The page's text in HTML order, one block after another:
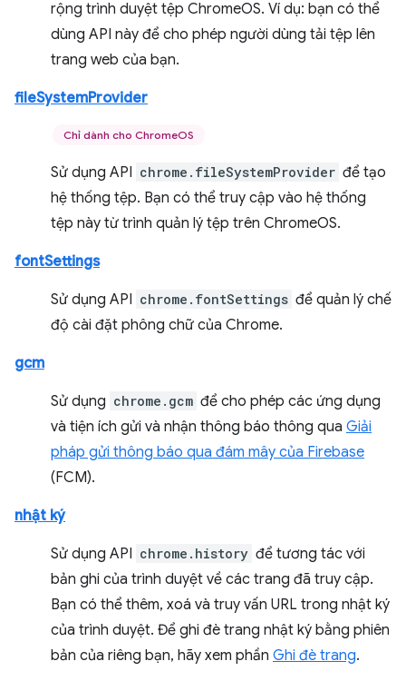
rộng trình duyệt tệp ChromeOS. Ví dụ: bạn có thể
dùng API này để cho phép người dùng tải tệp lên
trang web của bạn.
fileSystemProvider
Chỉ dành cho ChromeOS
Sử dụng API chrome.fileSystemProvider để tạo
hệ thống tệp. Bạn có thể truy cập vào hệ thống
tệp này từ trình quản lý tệp trên ChromeOS.
fontSettings
Sử dụng API chrome.fontSettings để quản lý chế
độ cài đặt phông chữ của Chrome.
gcm
Sử dụng chrome.gcm để cho phép các ứng dụng
và tiện ích gửi và nhận thông báo thông qua Giải
pháp gửi thông báo qua đám mây của Firebase
(FCM).
nhật ký
Sử dụng API chrome.history để tương tác với
bản ghi của trình duyệt về các trang đã truy cập.
Bạn có thể thêm, xoá và truy vấn URL trong nhật ký
của trình duyệt. Để ghi đè trang nhật ký bằng phiên
bản của riêng bạn, hãy xem phần Ghi đè trang.